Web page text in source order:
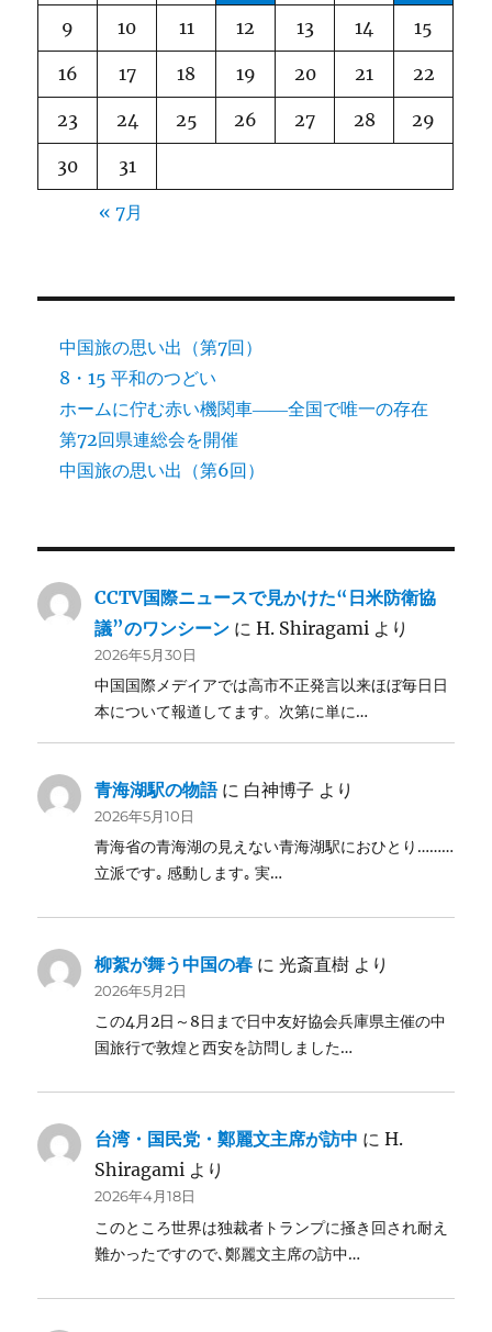
9 10 11 12 13 14 15
16 17 18 19 20 21 22
23 24 25 26 27 28 29
30 31
« 7月
中国旅の思い出（第7回）
8・15 平和のつどい
ホームに佇む赤い機関車――全国で唯一の存在
第72回県連総会を開催
中国旅の思い出（第6回）
CCTV国際ニュースで見かけた“日米防衛協
議”のワンシーン にH. Shiragami より
2026年5月30日
中国国際メデイアでは高市不正発言以来ほぼ毎日日
本について報道してます。次第に単に…
青海湖駅の物語に 白神博子 より
2026年5月10日
青海省の青海湖の見えない青海湖駅におひとり………
立派です｡ 感動します｡ 実…
柳絮が舞う中国の春 に光斎直樹 より
2026年5月2日
この4月2日～8日まで日中友好協会兵庫県主催の中
国旅行で敦煌と西安を訪問しました…
台湾・国民党・鄭麗文主席が訪中 にH.
Shiragami より
2026年4月18日
このところ世界は独裁者トランプに掻き回され耐え
難かったですので､鄭麗文主席の訪中…